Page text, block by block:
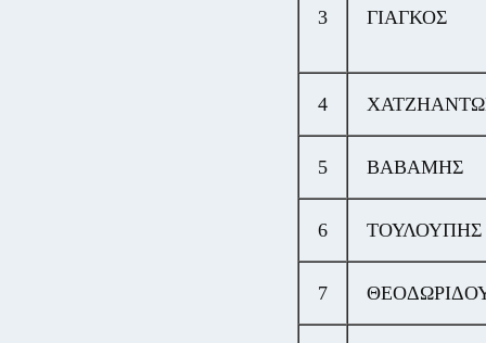
3 ΓΙΑΓΚΟΣ
4
5 ΒΑΒΑΜΗΣ
6 ΤΟΥΛΟΥΠΗΣ
7